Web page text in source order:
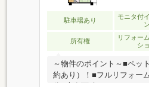
専有面積87.26m2の3LD・
につき日当たり良好■ペッ
駐車場あり
モニタ付
ン
所有権
リフォー
シ
～物件のポイント～■ペッ
約あり）！■フルリフォー